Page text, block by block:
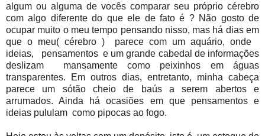
algum ou alguma de vocês comparar seu próprio cérebro
com algo diferente do que ele de fato é ? Não gosto de
ocupar muito o meu tempo pensando nisso, mas há dias em
que o meu( cérebro ) parece com um aquário, onde
ideias, pensamentos e um grande cabedal de informações
deslizam mansamente como peixinhos em águas
transparentes. Em outros dias, entretanto, minha cabeça
parece um sótão cheio de baús a serem abertos e
arrumados. Ainda há ocasiões em que pensamentos e
ideias pululam como pipocas ao fogo.